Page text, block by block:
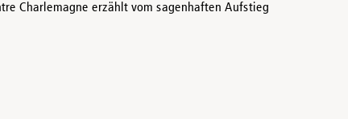
Charlemagne erzählt vom sagenhaften Aufstieg